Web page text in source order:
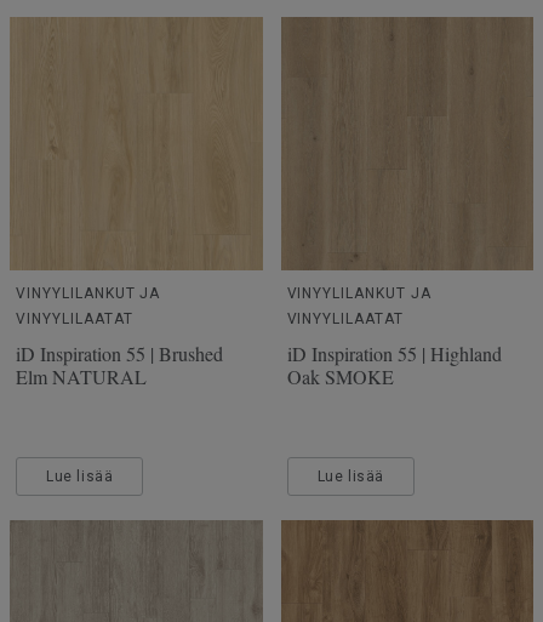
VINYYLILANKUT JA
VINYYLILAATAT
iD Inspiration 55 | Brushed
Elm NATURAL
Lue lisää
VINYYLILANKUT JA
VINYYLILAATAT
iD Inspiration 55 | Highland
Oak SMOKE
Lue lisää